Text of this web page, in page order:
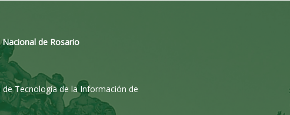
Nacional de Rosario
Tecnología de la Información de